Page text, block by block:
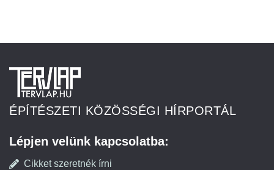
ÉPÍTÉSZETI KÖZÖSSÉGI HÍRPORTÁL
Lépjen velünk kapcsolatba:
Cikket szeretnék írni